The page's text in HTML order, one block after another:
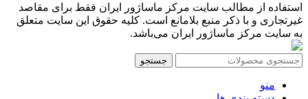
استفاده از مطالب سایت مرکز ماساژور ایران فقط برای مقاصد
غیرتجاری و با ذکر منبع بلامانع است. کلیه حقوق این سایت متعلق
به سایت مرکز ماساژور ایران می‌باشد.
جستجو
منو